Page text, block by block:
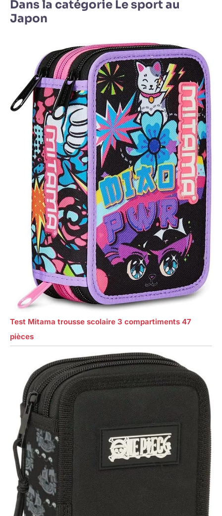
Dans la catégorie Le sport au
Japon
Test Mitama trousse scolaire 3 compartiments 47
pièces